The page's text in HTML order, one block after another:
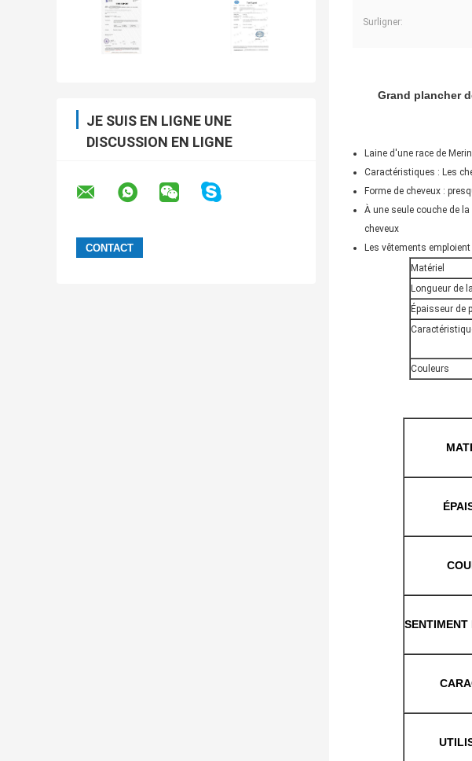
JE SUIS EN LIGNE UNE
DISCUSSION EN LIGNE
Surligner:
Grand plancher
Laine d'une race de
Caractéristiques : Les
Forme de cheveux :
À une seule couche de
cheveux
Les vêtements
Matériel
Longueur de
Épaisseur de
Couleurs
SENTIMENT